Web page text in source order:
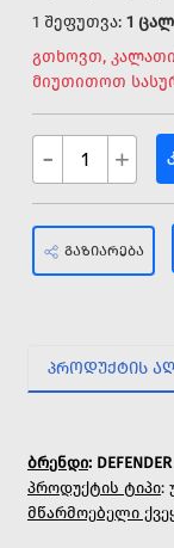
1 შეფუთვა: 1
გთხოვთ,
მიუთითოთ
- +
ᲒᲐᲖᲘᲐᲠᲔᲑᲐ
ᲞᲠᲝᲓᲣᲥᲢᲘᲡ
ბრენდი: DEFENDER
პროდუქტის ტიპი:
მწარმოებელი